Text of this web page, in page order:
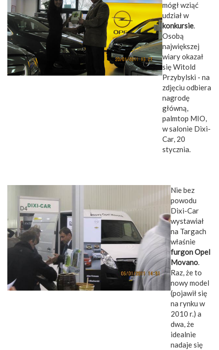
mógł wziąć
udział w
konkursie.
Osobą
największej
wiary okazał
się Witold
Przybylski - na
zdjęciu odbiera
nagrodę
główną,
palmtop MIO,
w salonie Dixi-
Car, 20
stycznia.
Nie bez
powodu
Dixi-Car
wystawiał
na Targach
właśnie
furgon Opel
Movano.
Raz, że to
nowy model
(pojawił się
na rynku w
2010 r.) a
dwa, że
idealnie
nadaje się